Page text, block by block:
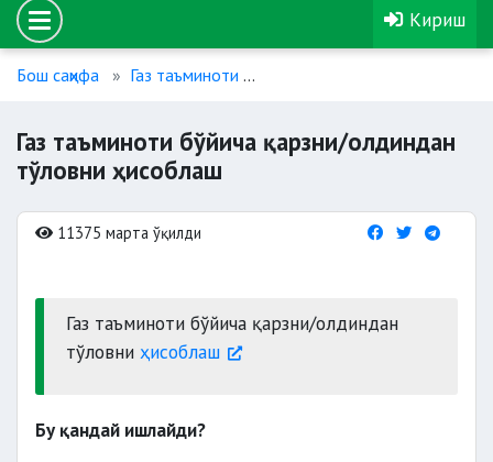
Кириш
Бош саҳифа Газ таъминоти
Газ таъминоти бўйича қарзни/олдиндан
тўловни ҳисоблаш
11375 марта ўқилди
Газ таъминоти бўйича қарзни/олдиндан
тўловни ҳисоблаш
Бу қандай ишлайди?